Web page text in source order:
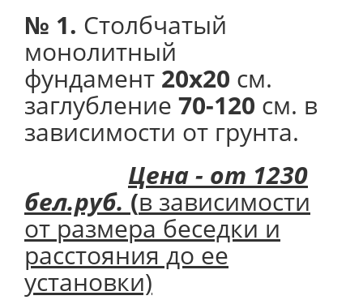
№ 1. Столбчатый
монолитный
фундамент 20х20 см.
заглубление 70-120 см. в
зависимости от грунта.
Цена - от 1230
бел.руб. (в зависимости
от размера беседки и
расстояния до ее
установки)